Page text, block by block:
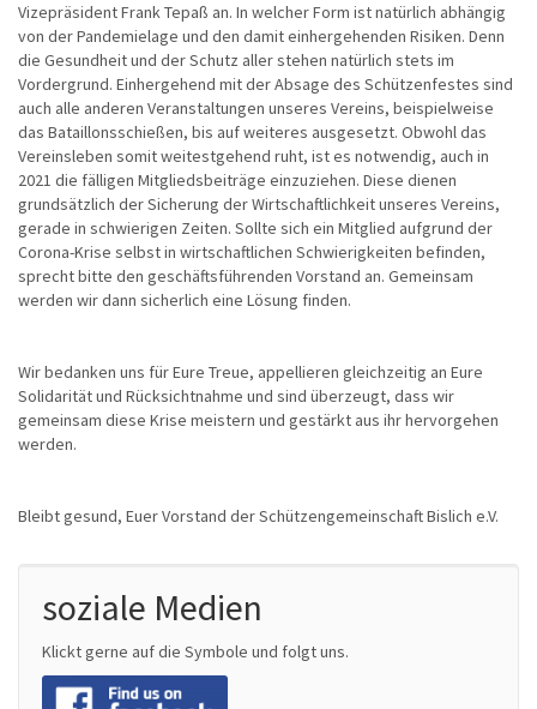
Vizepräsident Frank Tepaß an. In welcher Form ist natürlich abhängig
von der Pandemielage und den damit einhergehenden Risiken. Denn
die Gesundheit und der Schutz aller stehen natürlich stets im
Vordergrund. Einhergehend mit der Absage des Schützenfestes sind
auch alle anderen Veranstaltungen unseres Vereins, beispielweise
das Bataillonsschießen, bis auf weiteres ausgesetzt. Obwohl das
Vereinsleben somit weitestgehend ruht, ist es notwendig, auch in
2021 die fälligen Mitgliedsbeiträge einzuziehen. Diese dienen
grundsätzlich der Sicherung der Wirtschaftlichkeit unseres Vereins,
gerade in schwierigen Zeiten. Sollte sich ein Mitglied aufgrund der
Corona-Krise selbst in wirtschaftlichen Schwierigkeiten befinden,
sprecht bitte den geschäftsführenden Vorstand an. Gemeinsam
werden wir dann sicherlich eine Lösung finden.
Wir bedanken uns für Eure Treue, appellieren gleichzeitig an Eure
Solidarität und Rücksichtnahme und sind überzeugt, dass wir
gemeinsam diese Krise meistern und gestärkt aus ihr hervorgehen
werden.
Bleibt gesund, Euer Vorstand der Schützengemeinschaft Bislich e.V.
soziale Medien
Klickt gerne auf die Symbole und folgt uns.